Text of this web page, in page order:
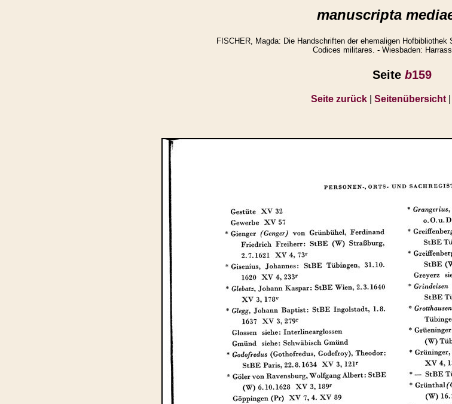
manuscripta
FISCHER, Magda: Die Handschriften der ehemaligen
Codices militares. - Wiesbaden:
Seite b159
Seite zurück| Seitenübersicht|